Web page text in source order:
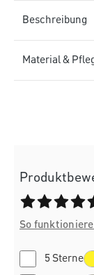
Beschreibung
Material &
So
5 Sterne